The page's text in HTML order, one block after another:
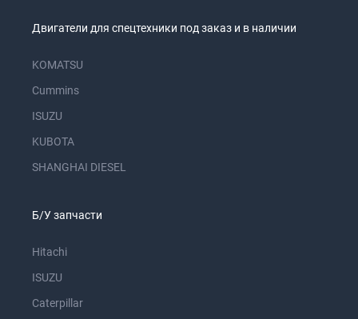
Двигатели для спецтехники под заказ и в наличии
KOMATSU
Cummins
ISUZU
KUBOTA
SHANGHAI DIESEL
Б/У запчасти
Hitachi
ISUZU
Caterpillar